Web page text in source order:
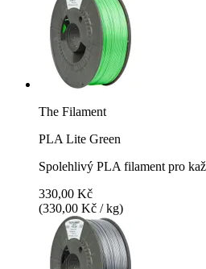
The Filament
PLA Lite Green
Spolehlivý PLA filament pro
330,00 Kč
(330,00 Kč / kg)